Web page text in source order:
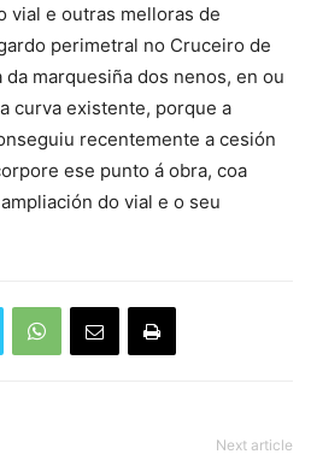
vial e outras melloras de
perimetral no Cruceiro de
marquesiña dos nenos, en ou
curva existente, porque a
recentemente a cesión
ese punto á obra, coa
do vial e o seu
Next article